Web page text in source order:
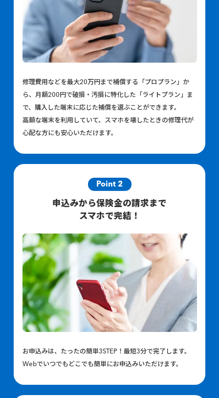
修理費用などを最大20万円まで補償する「プロプラン」か
ら、月額200円で破損・汚損に特化した「ライトプラン」ま
で、購入した端末に応じた補償を選ぶことができます。
高額な端末を利用していて、スマホを壊したときの修理代が
心配な方にも安心いただけます。
Point 2
申込みから保険金の請求まで
スマホで完結！
お申込みは、たったの簡単3STEP！最短3分で完了します。
Webでいつでもどこでも簡単にお申込みいただけます。